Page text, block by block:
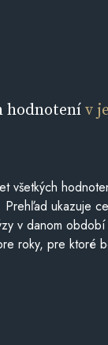
hodnotenív
všetkých
Prehľad ukazuje
v danom
roky, pre ktoré